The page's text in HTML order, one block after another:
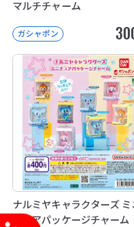
マルチチャーム
ガシャポン
ナルミヤキャラクターズ ミ
チュアパッケージチャーム